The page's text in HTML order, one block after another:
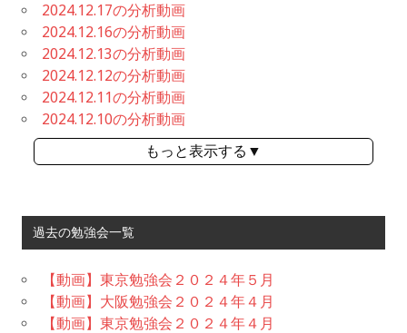
2024.12.17の分析動画
2024.12.16の分析動画
2024.12.13の分析動画
2024.12.12の分析動画
2024.12.11の分析動画
2024.12.10の分析動画
もっと表示する▼
過去の勉強会一覧
【動画】東京勉強会２０２４年５月
【動画】大阪勉強会２０２４年４月
【動画】東京勉強会２０２４年４月